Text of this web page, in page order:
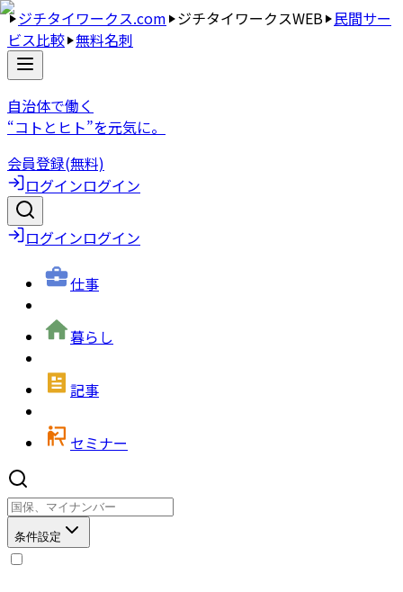
ジチタイワークス.com ジチタイワークスWEB 民間サー
ビス比較 無料名刺
自治体で働く
“コトとヒト”を元気に。
会員登録(無料)
ログインログイン
ログインログイン
仕事
暮らし
記事
セミナー
条件設定